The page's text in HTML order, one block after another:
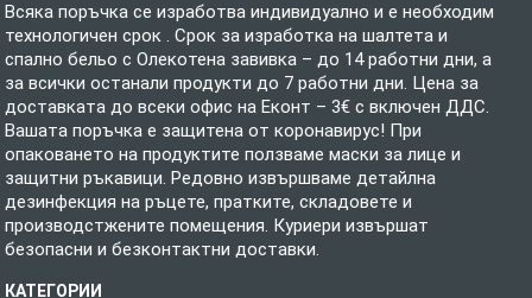
Всяка поръчка се изработва индивидуално и е необходим
технологичен срок . Срок за изработка на шалтета и
спално бельо с Олекотена завивка – до 14 работни дни, а
за всички останали продукти до 7 работни дни. Цена за
доставката до всеки офис на Еконт – 3€ с включен ДДС.
Вашата поръчка е защитена от коронавирус! При
опаковането на продуктите ползваме маски за лице и
защитни ръкавици. Редовно извършваме детайлна
дезинфекция на ръцете, пратките, складовете и
производстжените помещения. Куриери извършат
безопасни и безконтактни доставки.
КАТЕГОРИИ